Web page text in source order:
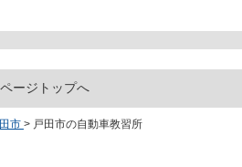
ページトップへ
市 > 戸田市の自動車教習所